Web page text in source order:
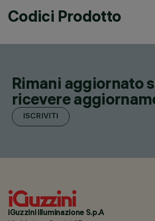
Codici Prodotto
Rimani aggiornato
ricevere
ISCRIVITI
iGuzzini illuminazione S.p.A